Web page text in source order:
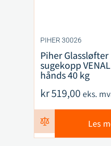
PIHER 30026
Piher Glassløfter
sugekopp
hånds 40 kg
kr519,00 eks.
Les